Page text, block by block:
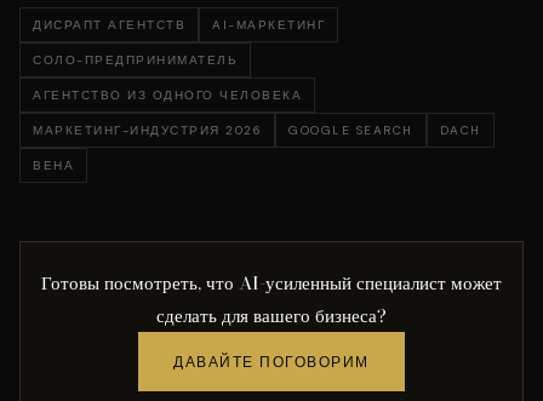
ДИСРАПТ АГЕНТСТВ AI-МАРКЕТИНГ
СОЛО-ПРЕДПРИНИМАТЕЛЬ
АГЕНТСТВО ИЗ ОДНОГО ЧЕЛОВЕКА
МАРКЕТИНГ-ИНДУСТРИЯ 2026 GOOGLE SEARCH DACH
ВЕНА
Готовы посмотреть, что AI-усиленный специалист может
сделать для вашего бизнеса?
ДАВАЙТЕ ПОГОВОРИМ